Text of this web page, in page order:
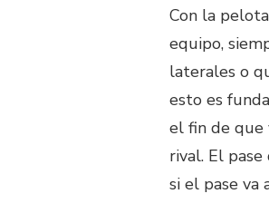
Con la
equipo,
laterales o
esto es
el fin de que
rival. El
si el pase va